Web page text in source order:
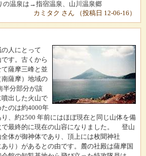
の温泉は→指宿温泉、山川温泉郷
カミタク さん （投稿日 12-06-16）
人にとって
です。古くから
薩摩三峰と並
薩摩）地域の
分部分が該
出した火山で
のは約4000年
、約2500 年前にはほぼ現在と同じ山体を備
で最終的に現在の山容になりました。 登山
体が御神体であり、頂上には枚聞神社
あり）があるとの由です。麓の社殿は薩摩国